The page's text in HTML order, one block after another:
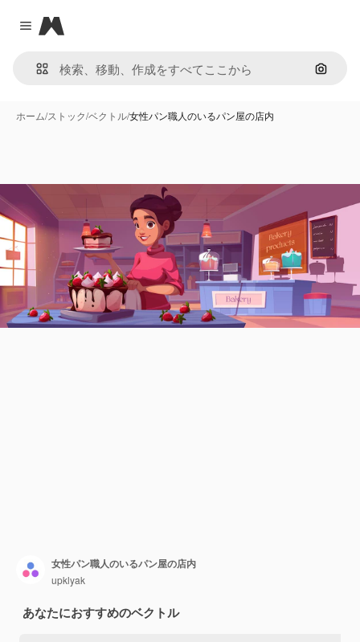
Close menu
Magnific
画像で
ホーム/ストック/ベクトル/女性パン職人のいるパン屋の店内
女性パン職人のいるパン屋の店内
upklyak
あなたにおすすめのベクトル